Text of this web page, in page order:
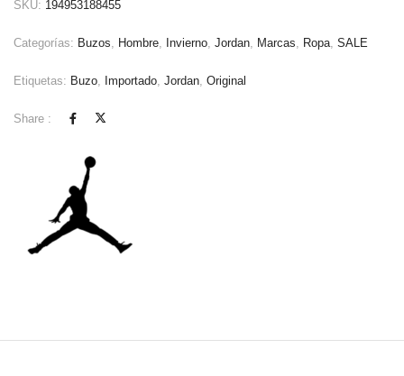
SKU: 194953188455
Categorías: Buzos, Hombre, Invierno, Jordan, Marcas, Ropa, SALE
Etiquetas: Buzo, Importado, Jordan, Original
Share :